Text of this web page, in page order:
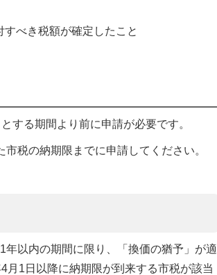
べき税額が確定したこと
する期間より前に申請が必要です。
税の納期限までに申請してください。
以内の期間に限り、「換価の猶予」が適
月1日以降に納期限が到来する市税が該当